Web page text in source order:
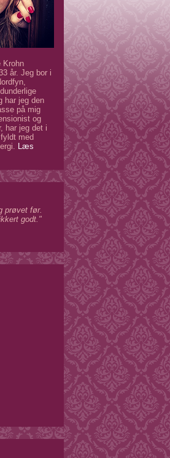
Krohn
år. Jeg bor i
har jeg den
på mig
og
har jeg det i
med
Læs
prøvet før.
godt."